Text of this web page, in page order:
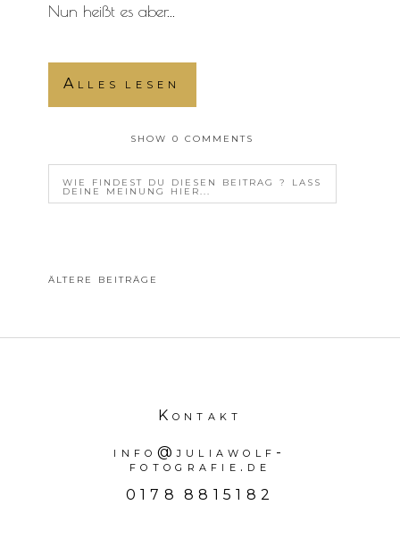
Nun heißt es aber...
Alles lesen
SHOW0 COMMENTS
WIE FINDEST DU DIESEN BEITRAG ? LASS
DEINE MEINUNG HIER...
POSTE DEINE MEINUNG
ÄLTERE BEITRÄGE
Kontakt
info@juliawolf-
fotografie.de
0178 8815182